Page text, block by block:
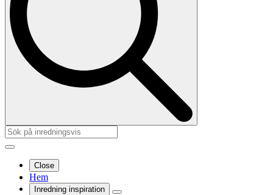
Close
Hem
Inredning inspiration